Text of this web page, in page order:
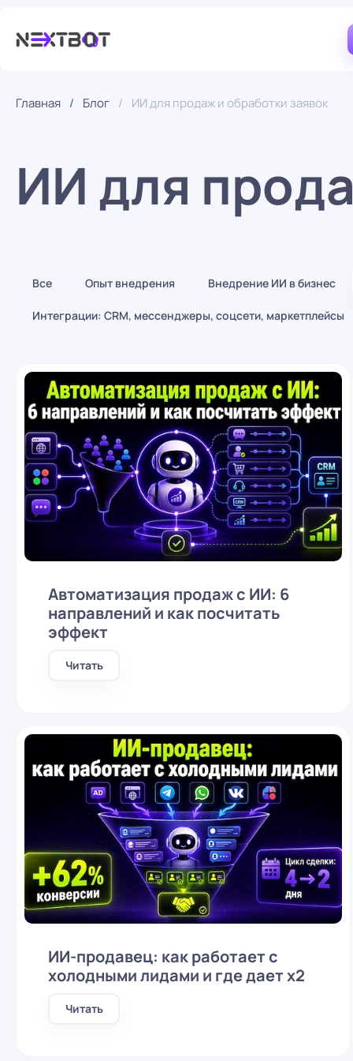
ИИ-направления
Главная Блог ИИ для продаж и обработки заявок
ИИ для
Все Опыт внедрения Внедрение ИИ в бизнес
Интеграции: CRM, мессенджеры, соцсети, маркетплейсы
Автоматизация продаж с ИИ: 6
направлений и как посчитать
эффект
Читать
ИИ-продавец: как работает с
холодными лидами и где дает x2
Читать